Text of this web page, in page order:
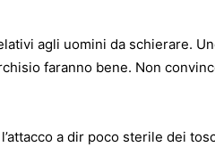
agli uomini da schierare.
faranno bene. Non
a dir poco sterile dei